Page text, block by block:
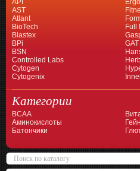
API
AST
Atlant
BioTech
Blastex
BPi
BSN
Controlled Labs
Cytogen
Cytogenix
Full
GAT
Категории
BCAA
Аминокислоты
Батончики